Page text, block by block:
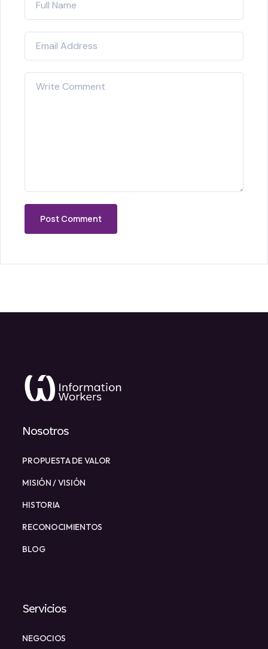
Nosotros
PROPUESTA DE VALOR
MISIÓN / VISIÓN
HISTORIA
RECONOCIMIENTOS
BLOG
Servicios
NEGOCIOS